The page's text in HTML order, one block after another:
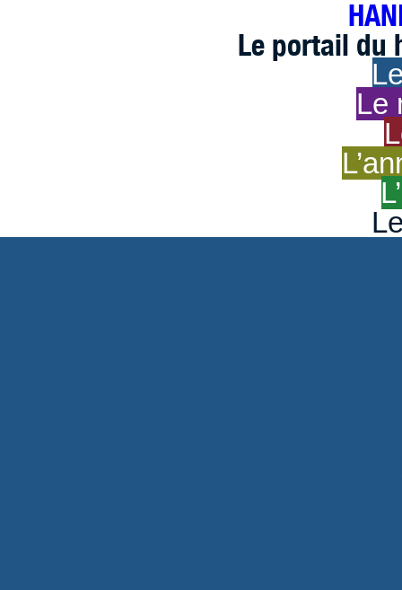
Le portail du
Le